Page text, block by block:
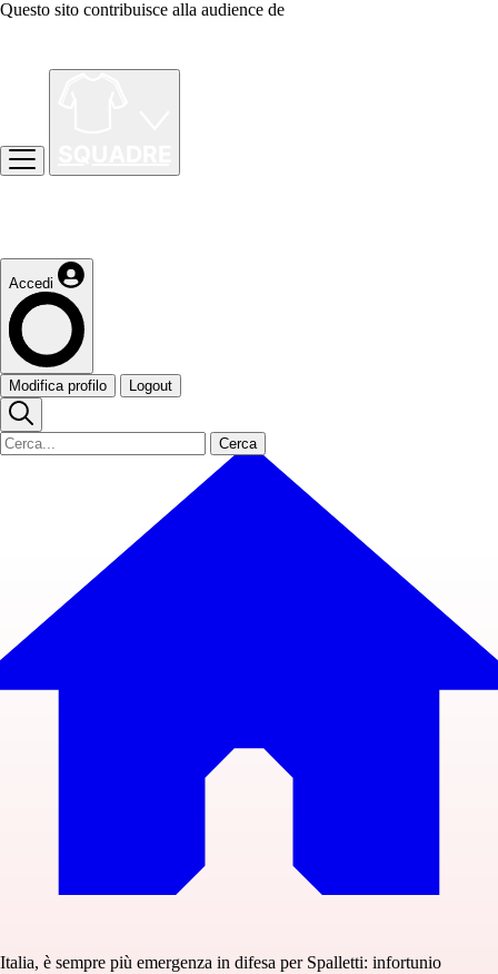
Questo sito contribuisce alla audience de
Accedi
Modifica profilo Logout
Cerca
Italia, è sempre più emergenza in difesa per Spalletti: infortunio